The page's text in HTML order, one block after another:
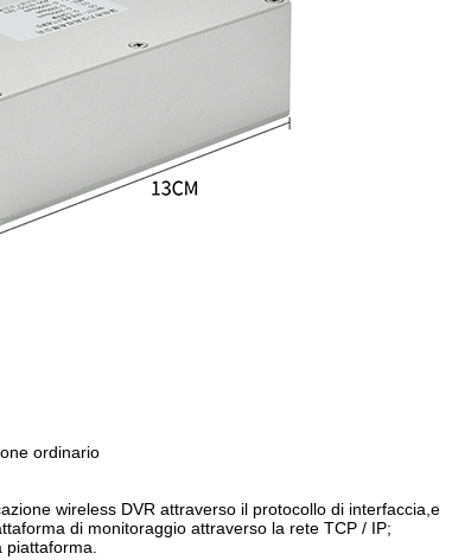
ordinario
wireless DVR attraverso il protocollo di interfaccia,e
di monitoraggio attraverso la rete TCP / IP;